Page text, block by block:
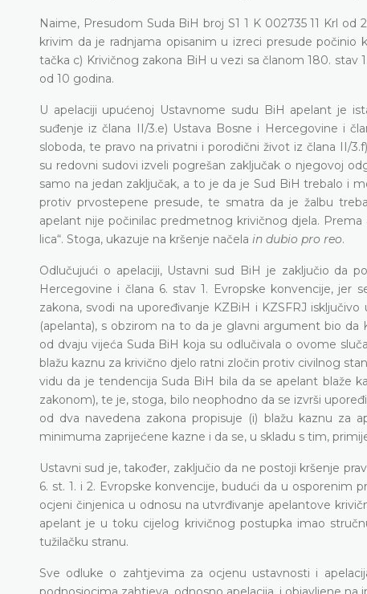
Naime, Presudom Suda BiH broj S1 1 K 002735 11 Krl
krivim da je radnjama opisanim u izreci presude počinio
tačka c) Krivičnog zakona BiH u vezi sa članom 180. stav
od 10 godina.
U apelaciji upućenoj Ustavnome sudu BiH apelant je
suđenje iz člana II/3.e) Ustava Bosne i Hercegovine i
sloboda, te pravo na privatni i porodični život iz člana II/
su redovni sudovi izveli pogrešan zaključak o njegovoj
samo na jedan zaključak, a to je da je Sud BiH trebalo i
protiv prvostepene presude, te smatra da je žalbu
apelant nije počinilac predmetnog krivičnog djela.
lica“. Stoga, ukazuje na kršenje načela in dubio pro reo.
Odlučujući o apelaciji, Ustavni sud BiH je zaključio da
Hercegovine i člana 6. stav 1. Evropske konvencije, jer
zakona, svodi na upoređivanje KZBiH i KZSFRJ
(apelanta), s obzirom na to da je glavni argument bio
od dvaju vijeća Suda BiH koja su odlučivala o ovome
blažu kaznu za krivično djelo ratni zločin protiv civilnog
vidu da je tendencija Suda BiH bila da se apelant blaže
zakonom), te je, stoga, bilo neophodno da se izvrši
od dva navedena zakona propisuje (i) blažu kaznu za
minimuma zaprijećene kazne i da se, u skladu s tim,
Ustavni sud je, također, zaključio da ne postoji kršenje
6. st. 1. i 2. Evropske konvencije, budući da u osporenim
ocjeni činjenica u odnosu na utvrđivanje apelantove
apelant je u toku cijelog krivičnog postupka imao
tužilačku stranu.
Sve odluke o zahtjevima za ocjenu ustavnosti i